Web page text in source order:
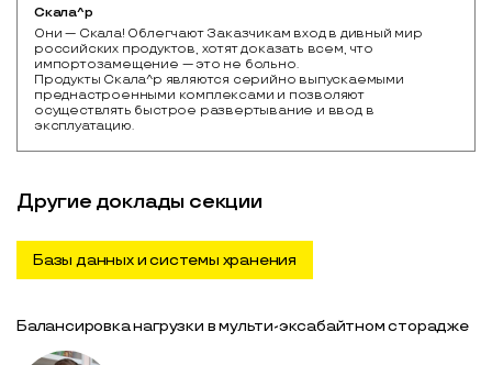
Скала^р
Они — Скала! Облегчают Заказчикам вход в дивный мир
российских продуктов, хотят доказать всем, что
импортозамещение — это не больно.
Продукты Скала^р являются серийно выпускаемыми
преднастроенными комплексами и позволяют
осуществлять быстрое развертывание и ввод в
эксплуатацию.
Другие доклады секции
Базы данных и системы хранения
Балансировка нагрузки в мульти-эксабайтном сторадже